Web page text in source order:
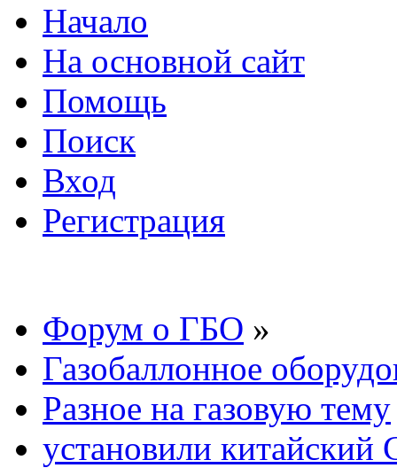
Начало
На основной сайт
Помощь
Поиск
Вход
Регистрация
Форум о ГБО »
Газобаллонное
Разное на газовую тему
установили китайский